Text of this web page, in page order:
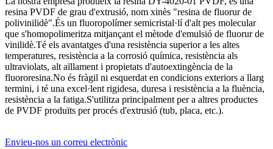
resina PVDF de grau d'extrusió, nom xinès "resina de fluorur de
polivinilidè".És un fluoropolímer semicristal·lí d'alt pes molecular
que s'homopolimeritza mitjançant el mètode d'emulsió de fluorur de
vinilidè.Té els avantatges d'una resistència superior a les altes
temperatures, resistència a la corrosió química, resistència als
ultraviolats, alt aïllament i propietats d'autoextingència de la
fluororesina.No és fràgil ni esquerdat en condicions exteriors a llarg
termini, i té una excel·lent rigidesa, duresa i resistència a la fluència,
resistència a la fatiga.S'utilitza principalment per a altres productes
de PVDF produïts per procés d'extrusió (tub, placa, etc.).
Envieu-nos un correu electrònic